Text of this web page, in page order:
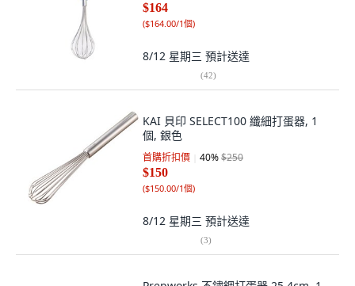
$164
($164.00/1個)
8/12 星期三 預計送達
(42)
KAI 貝印 SELECT100 纖細打蛋器, 1
個, 銀色
首購折扣價 40%$250
$150
($150.00/1個)
8/12 星期三 預計送達
(3)